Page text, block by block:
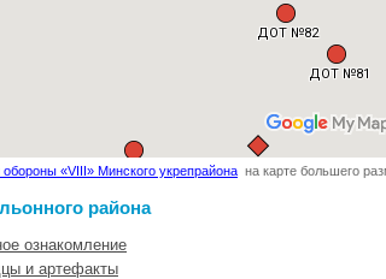
«VIII» Минского укрепрайона на карте большего
района
ознакомление
и артефакты